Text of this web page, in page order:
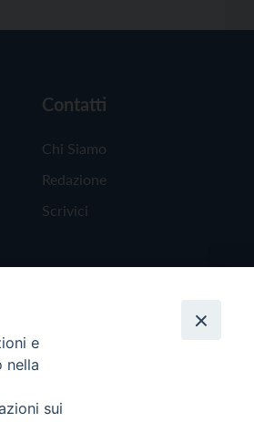
Contatti
Chi Siamo
Redazione
Scrivici
e
nella
sui